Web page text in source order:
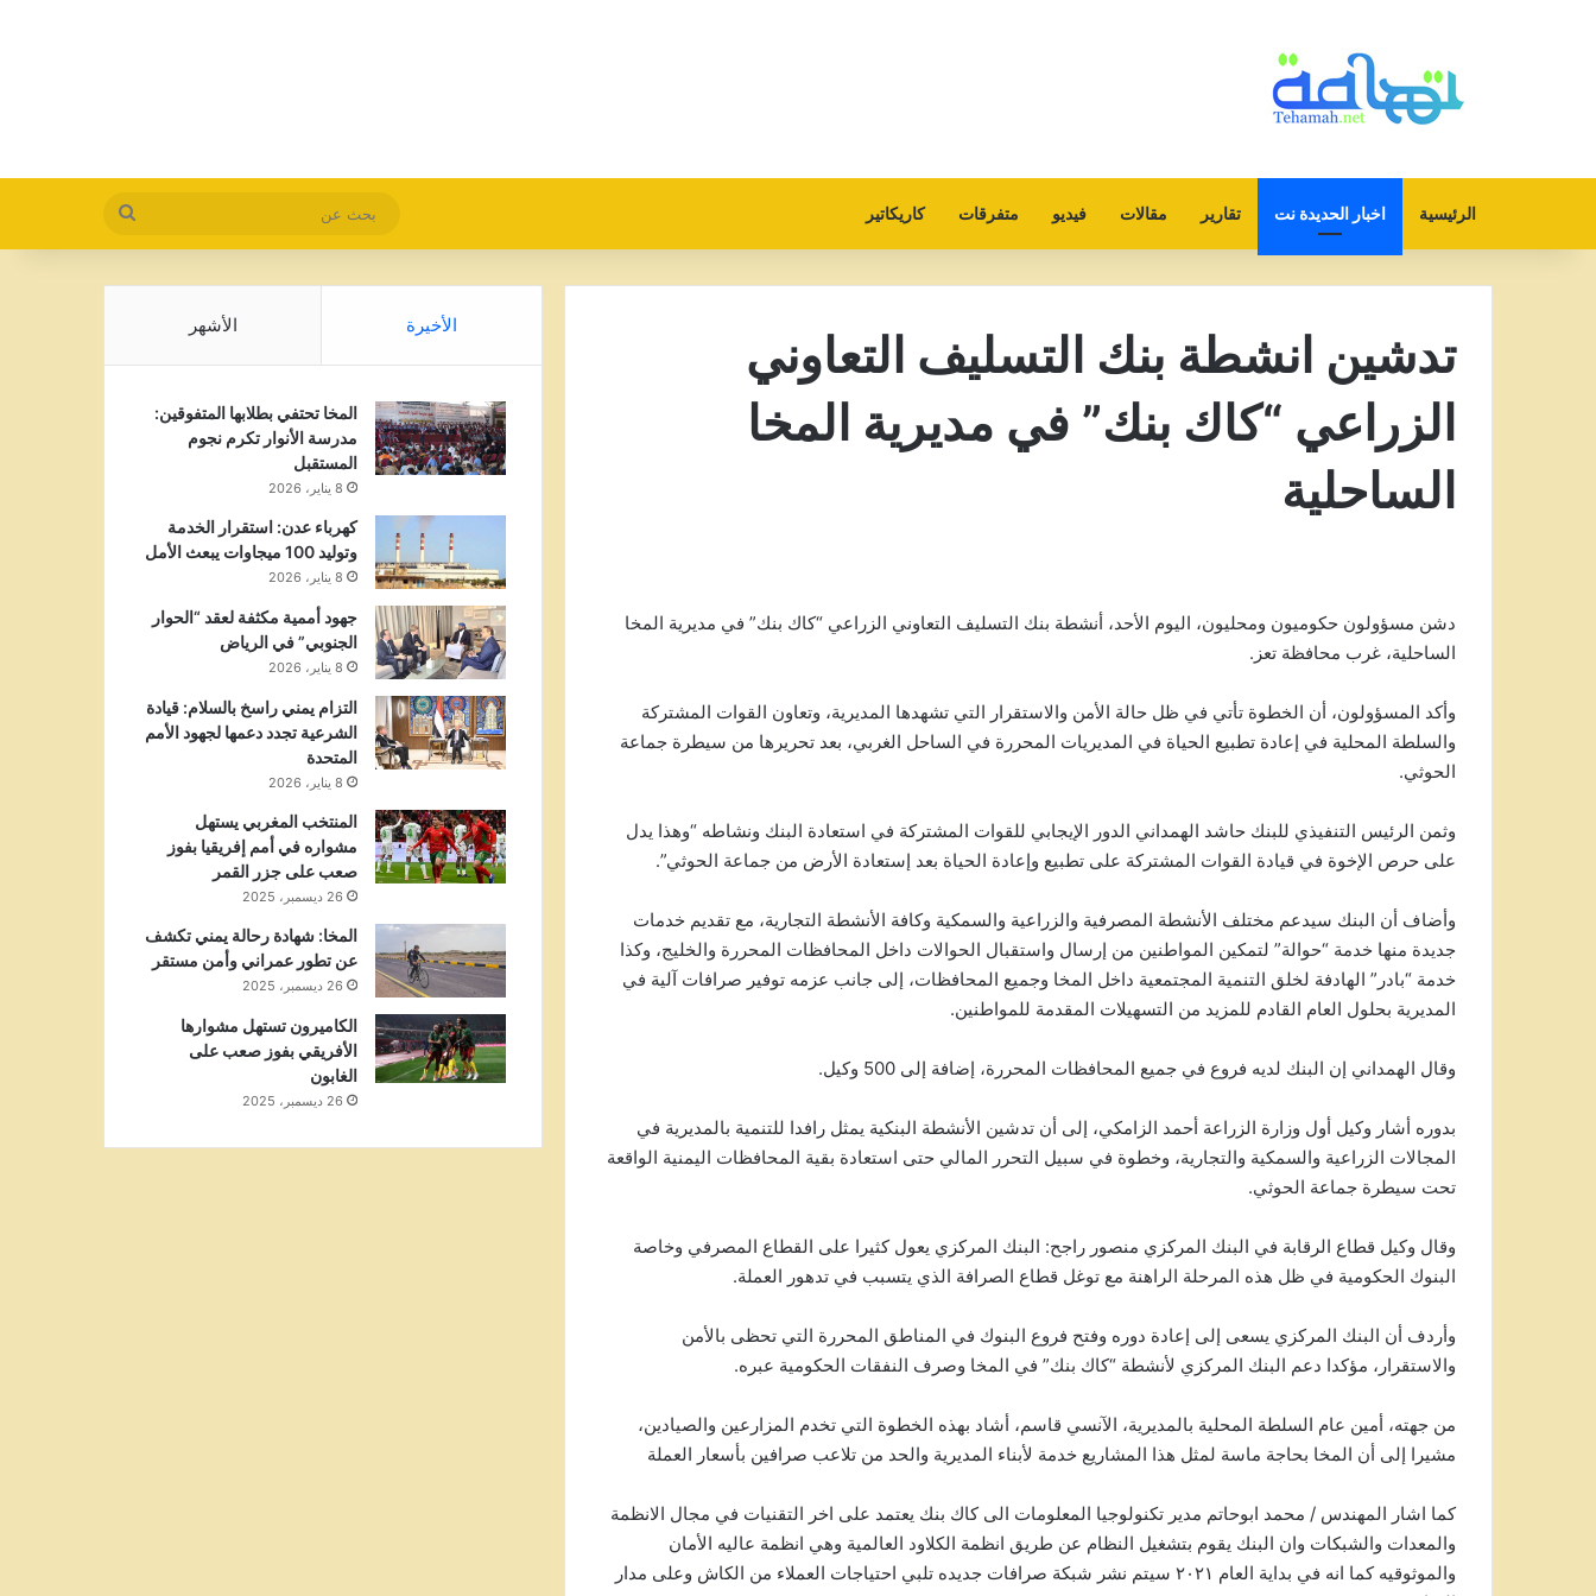
الرئيسية اخبار الحديدة نت تقارير مقالات فيديو متفرقات كاريكاتير
بحث
عن
تدشين انشطة بنك التسليف التعاوني
الزراعي “كاك بنك” في مديرية المخا
الساحلية
دشن مسؤولون حكوميون ومحليون، اليوم الأحد، أنشطة بنك التسليف التعاوني الزراعي “كاك بنك” في مديرية المخا
الساحلية، غرب محافظة تعز.
وأكد المسؤولون، أن الخطوة تأتي في ظل حالة الأمن والاستقرار التي تشهدها المديرية، وتعاون القوات المشتركة
والسلطة المحلية في إعادة تطبيع الحياة في المديريات المحررة في الساحل الغربي، بعد تحريرها من سيطرة جماعة
الحوثي.
وثمن الرئيس التنفيذي للبنك حاشد الهمداني الدور الإيجابي للقوات المشتركة في استعادة البنك ونشاطه “وهذا يدل
على حرص الإخوة في قيادة القوات المشتركة على تطبيع وإعادة الحياة بعد إستعادة الأرض من جماعة الحوثي”.
وأضاف أن البنك سيدعم مختلف الأنشطة المصرفية والزراعية والسمكية وكافة الأنشطة التجارية، مع تقديم خدمات
جديدة منها خدمة “حوالة” لتمكين المواطنين من إرسال واستقبال الحوالات داخل المحافظات المحررة والخليج، وكذا
خدمة “بادر” الهادفة لخلق التنمية المجتمعية داخل المخا وجميع المحافظات، إلى جانب عزمه توفير صرافات آلية في
المديرية بحلول العام القادم للمزيد من التسهيلات المقدمة للمواطنين.
وقال الهمداني إن البنك لديه فروع في جميع المحافظات المحررة، إضافة إلى 500 وكيل.
بدوره أشار وكيل أول وزارة الزراعة أحمد الزامكي، إلى أن تدشين الأنشطة البنكية يمثل رافدا للتنمية بالمديرية في
المجالات الزراعية والسمكية والتجارية، وخطوة في سبيل التحرر المالي حتى استعادة بقية المحافظات اليمنية الواقعة
تحت سيطرة جماعة الحوثي.
وقال وكيل قطاع الرقابة في البنك المركزي منصور راجح: البنك المركزي يعول كثيرا على القطاع المصرفي وخاصة
البنوك الحكومية في ظل هذه المرحلة الراهنة مع توغل قطاع الصرافة الذي يتسبب في تدهور العملة.
وأردف أن البنك المركزي يسعى إلى إعادة دوره وفتح فروع البنوك في المناطق المحررة التي تحظى بالأمن
والاستقرار، مؤكدا دعم البنك المركزي لأنشطة “كاك بنك” في المخا وصرف النفقات الحكومية عبره.
من جهته، أمين عام السلطة المحلية بالمديرية، الآنسي قاسم، أشاد بهذه الخطوة التي تخدم المزارعين والصيادين،
مشيرا إلى أن المخا بحاجة ماسة لمثل هذا المشاريع خدمة لأبناء المديرية والحد من تلاعب صرافين بأسعار العملة
كما اشار المهندس / محمد ابوحاتم مدير تكنولوجيا المعلومات الى كاك بنك يعتمد على اخر التقنيات في مجال الانظمة
والمعدات والشبكات وان البنك يقوم بتشغيل النظام عن طريق انظمة الكلاود العالمية وهي انظمة عاليه الأمان
والموثوقيه كما انه في بداية العام ٢٠٢١ سيتم نشر شبكة صرافات جديده تلبي احتياجات العملاء من الكاش وعلى مدار
الأخيرة الأشهر
المخا تحتفي بطلابها المتفوقين:
مدرسة الأنوار تكرم نجوم
المستقبل
8 يناير، 2026
كهرباء عدن: استقرار الخدمة
وتوليد 100 ميجاوات يبعث الأمل
8 يناير، 2026
جهود أممية مكثفة لعقد “الحوار
الجنوبي” في الرياض
8 يناير، 2026
التزام يمني راسخ بالسلام: قيادة
الشرعية تجدد دعمها لجهود الأمم
المتحدة
8 يناير، 2026
المنتخب المغربي يستهل
مشواره في أمم إفريقيا بفوز
صعب على جزر القمر
26 ديسمبر، 2025
المخا: شهادة رحالة يمني تكشف
عن تطور عمراني وأمن مستقر
26 ديسمبر، 2025
الكاميرون تستهل مشوارها
الأفريقي بفوز صعب على
الغابون
26 ديسمبر، 2025